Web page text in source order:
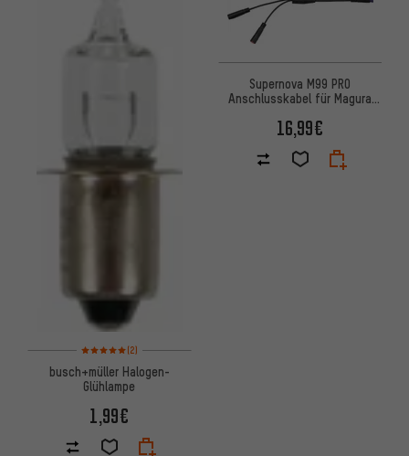
Bewertungen: 5 von 5 basierend auf 2 Bewertungen
(2)
busch+müller Halogen-
Glühlampe
1,99€
Supernova M99 PRO
Anschlusskabel für Magura
16,99€